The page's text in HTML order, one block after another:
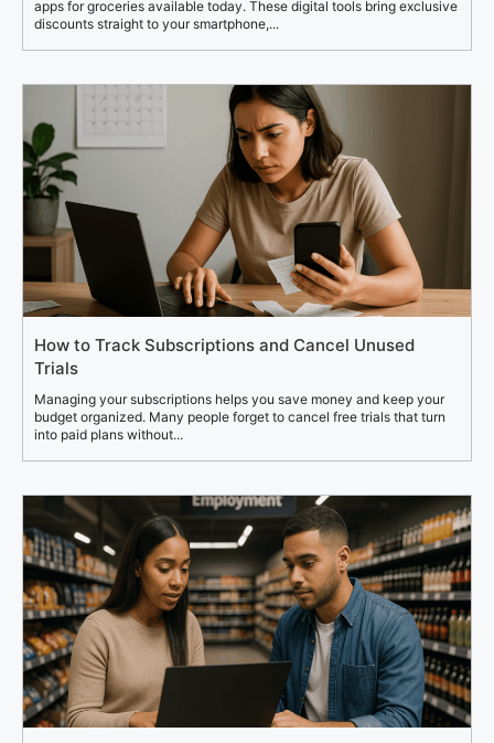
apps for groceries available today. These digital tools bring exclusive
discounts straight to your smartphone,...
How to Track Subscriptions and Cancel Unused
Trials
Managing your subscriptions helps you save money and keep your
budget organized. Many people forget to cancel free trials that turn
into paid plans without...